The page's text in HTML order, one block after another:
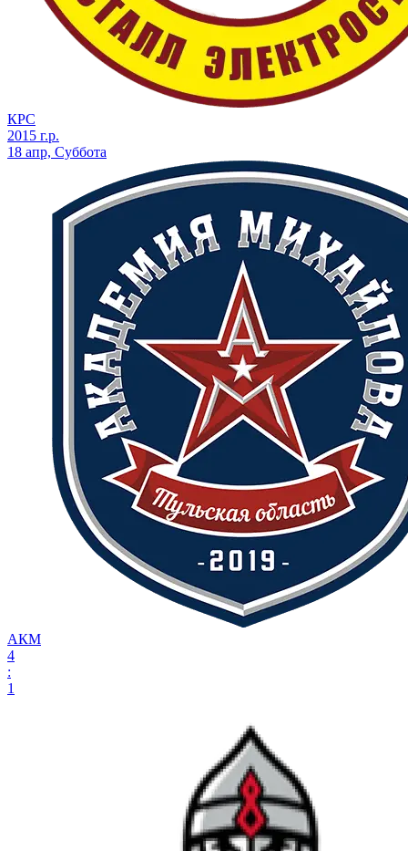
КРС
2015 г.р.
18 апр, Суббота
АКМ
4
:
1